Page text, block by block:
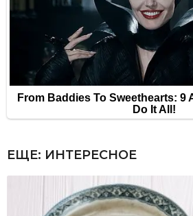
ЕЩЕ: ИНТЕРЕСНОЕ